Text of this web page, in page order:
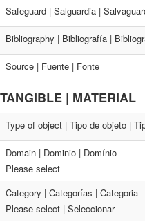
Safeguard | Salguardia |
Bibliography | Bibliografía |
Source | Fuente | Fonte
TANGIBLE | MATERIAL
Type of object | Tipo de objeto |
Domain | Dominio | Domínio
Please select
Category | Categorías | Categoria
Please select | Seleccionar